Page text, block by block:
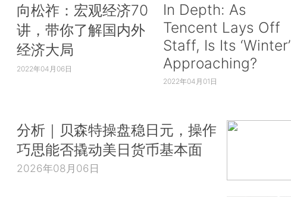
向松祚：宏观经济70
讲，带你了解国内外
经济大局
2022年04月06日
In Depth: As
Tencent Lays Off
Staff, Is Its ‘Winter’
Approaching?
2022年04月01日
分析｜贝森特操盘稳日元，操作
巧思能否撬动美日货币基本面
2026年08月06日